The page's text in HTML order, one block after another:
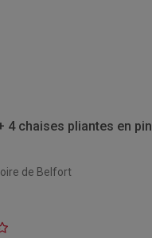
4 chaises pliantes en pin
de Belfort